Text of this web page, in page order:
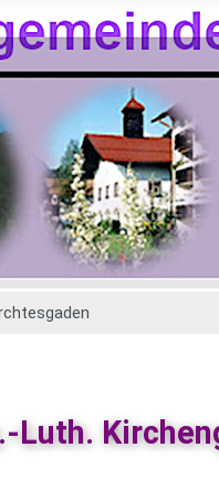
Luth.